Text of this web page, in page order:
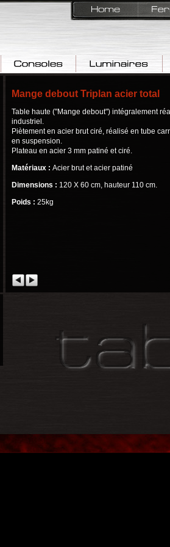
Consoles & Bars Luminaires
Mange debout Triplan acier total
Table haute ("Mange debout") intégralement
industriel.
Piètement en acier brut ciré, réalisé en tube
en suspension.
Plateau en acier 3 mm patiné et ciré.
Matériaux : Acier brut et acier patiné
Dimensions : 120 X 60 cm, hauteur 110 cm.
Poids : 25kg